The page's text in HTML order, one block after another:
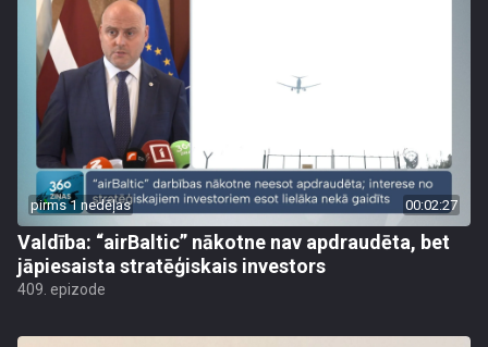
pirms 1 nedēļas 00:02:27
Valdība: “airBaltic” nākotne nav apdraudēta, bet
jāpiesaista stratēģiskais investors
409. epizode